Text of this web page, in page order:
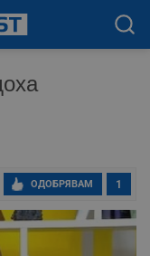
1
ОДОБРЯВАМ